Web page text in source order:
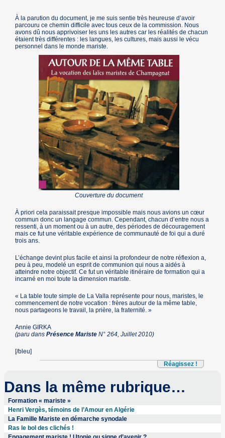
À la parution du document, je me suis sentie très heureuse d’avoir
parcouru ce chemin difficile avec tous ceux de la commission. Nous
avons dû nous apprivoiser les uns les autres car les réalités de chacun
étaient très différentes : les langues, les cultures, mais aussi le vécu
personnel dans le monde mariste.
Couverture du document
À priori cela paraissait presque impossible mais nous avions un cœur
commun donc un langage commun. Cependant, chacun d’entre nous a
ressenti, à un moment ou à un autre, des périodes de découragement
mais ce fut une véritable expérience de communauté de foi qui a duré
trois ans.
L’échange devint plus facile et ainsi la profondeur de notre réflexion a,
peu à peu, modelé un esprit de communion qui nous a aidés à
atteindre notre objectif. Ce fut un véritable itinéraire de formation qui a
incarné en moi toute la dimension mariste.
« La table toute simple de La Valla représente pour nous, maristes, le
commencement de notre vocation : frères autour de la même table,
nous partageons le travail, la prière, la fraternité. »
Annie GIRKA
(paru dansPrésence MaristeN° 264, Juillet 2010)
[/bleu]
Réagissez !
Dans la même rubrique…
Formation « mariste »
Henri Vergès, témoins de l’Amour en Algérie
La Famille Mariste en démarche synodale
Ras le bol des clichés !